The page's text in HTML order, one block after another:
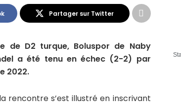
Partager sur Twitter
de D2 turque, Boluspor de Naby
a été tenu en échec (2-2) par
2022.
rencontre s’est illustré en inscrivant